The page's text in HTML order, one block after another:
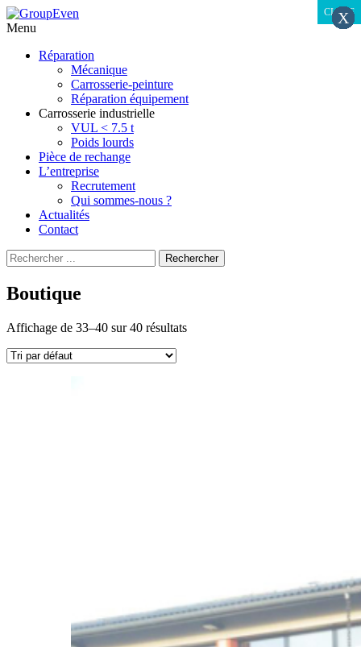
Menu
Réparation
Mécanique
Carrosserie-peinture
Réparation équipement
Carrosserie industrielle
VUL < 7.5 t
Poids lourds
Pièce de rechange
L’entreprise
Recrutement
Qui sommes-nous ?
Actualités
Contact
Recherche
pour
:
Rechercher
Boutique
Affichage de 33–40 sur 40 résultats
CLOSE
CLOSE
X
X
X
X
X
X
X
X
X
X
X
X
X
X
X
X
X
X
X
X
X
X
X
X
X
X
X
X
X
X
X
X
X
X
X
X
X
X
X
X
X